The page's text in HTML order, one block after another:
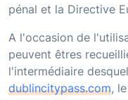
pénal et la Directive
A l'occasion de
peuvent êtres
l'intermédiaire
dublincitypass.com,